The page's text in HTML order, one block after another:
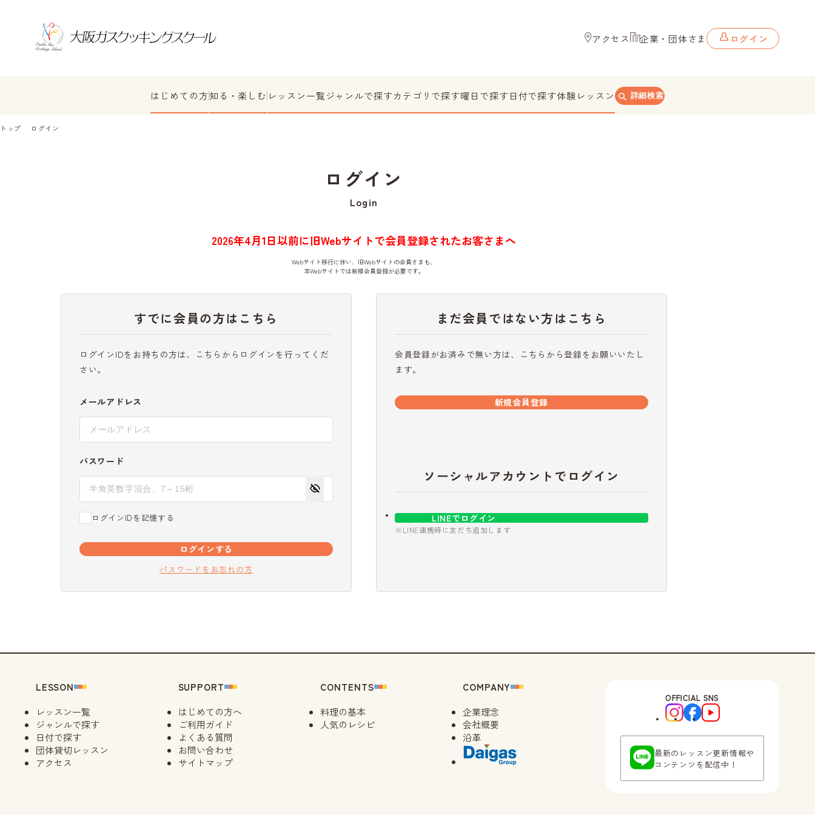
アクセス 企業・団体さま ログイン
はじめての方知る・楽しむ レッスン一覧ジャンルで探すカテゴリで探す曜日で探す日付で探す体験レッスン 詳細検索
トップ ログイン
ログイン
Login
2026年4月1日以前に旧Webサイトで会員登録されたお客さまへ
Webサイト移行に伴い、旧Webサイトの会員さまも、
本Webサイトでは新規会員登録が必要です。
すでに会員の方はこちら
ログインIDをお持ちの方は、こちらからログインを行ってくだ
さい。
メールアドレス
パスワード
ログインIDを記憶する
ログインする
パスワードをお忘れの方
まだ会員ではない方はこちら
会員登録がお済みで無い方は、こちらから登録をお願いいたし
ます。
新規会員登録
ソーシャルアカウントでログイン
LINEでログイン
※LINE連携時に友だち追加します
LESSON
レッスン一覧
ジャンルで探す
日付で探す
団体貸切レッスン
アクセス
SUPPORT
はじめての方へ
ご利用ガイド
よくある質問
お問い合わせ
サイトマップ
CONTENTS
料理の基本
人気のレシピ
COMPANY
企業理念
会社概要
沿革
OFFICIAL SNS
最新のレッスン更新情報や
コンテンツを配信中！